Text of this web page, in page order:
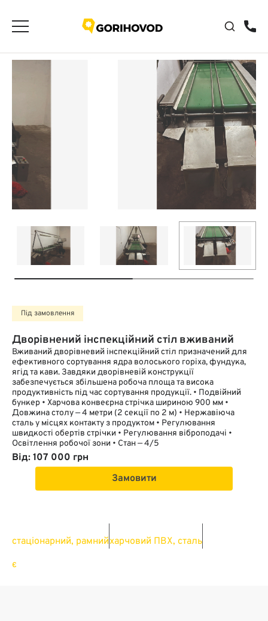
Під замовлення
Дворівнений інспекційний стіл вживаний
Вживаний дворівневий інспекційний стіл призначений для
ефективного сортування ядра волоського горіха, фундука,
ягід та кави. Завдяки дворівневій конструкції
забезпечується збільшена робоча площа та висока
продуктивність під час сортування продукції. • Подвійний
бункер • Харчова конвеєрна стрічка шириною 900 мм •
Довжина столу — 4 метри (2 секції по 2 м) • Нержавіюча
сталь у місцях контакту з продуктом • Регулювання
швидкості обертів стрічки • Регулювання віброподачі •
Освітлення робочої зони • Стан — 4/5
Від: 107 000 грн
Замовити
стаціонарний, рамнийхарчовий ПВХ, сталь
є